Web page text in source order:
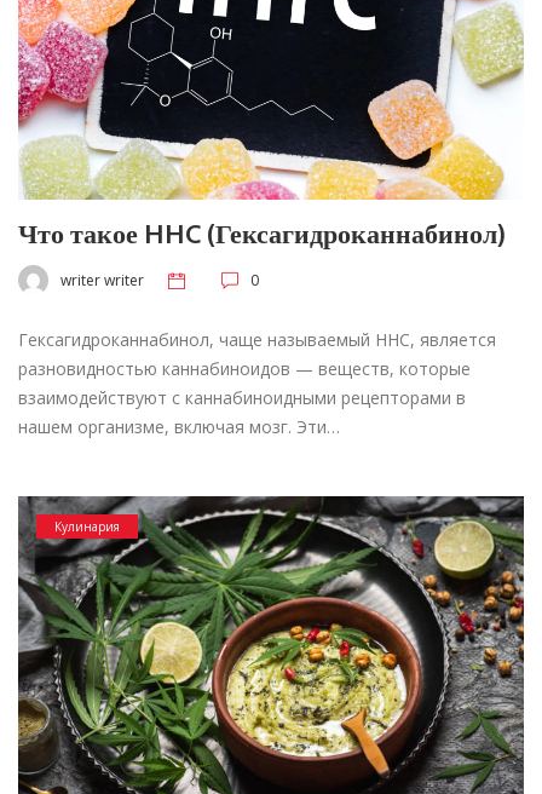
Что такое HHC (Гексагидроканнабинол)
writer writer 0
Гексагидроканнабинол, чаще называемый HHC, является
разновидностью каннабиноидов — веществ, которые
взаимодействуют с каннабиноидными рецепторами в
нашем организме, включая мозг. Эти…
Кулинария